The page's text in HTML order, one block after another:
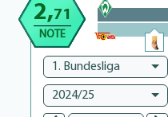
2,71
NOTE
100% Complete
100% Complete
1. Bundesliga
2024/25